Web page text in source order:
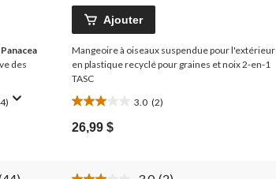
Panacea
des
Ajouter
Mangeoire à oiseaux suspendue pour l'extérieur
en plastique recyclé pour graines et noix 2-en-1
TASC
3.0 (2)
3.0
étoile(s)
sur
26,99 $